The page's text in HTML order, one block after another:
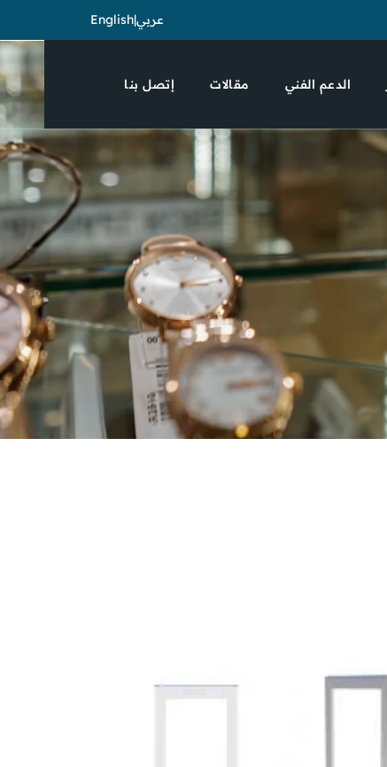
English|عربي
الدعم الفني مقالات إتصل بنا